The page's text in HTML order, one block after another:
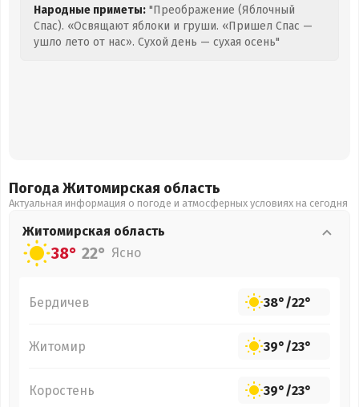
Народные приметы: "Преображение (Яблочный
Спас). «Освящают яблоки и груши. «Пришел Спас —
ушло лето от нас». Сухой день — сухая осень"
Погода Житомирская область
Актуальная информация о погоде и атмосферных условиях на сегодня
Житомирская область
38° 22° Ясно
Бердичев 38°/22°
Житомир 39°/23°
Коростень 39°/23°